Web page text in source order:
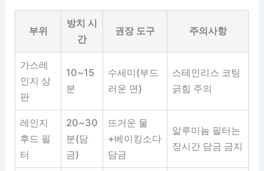
부위
방치 시
간
권장 도구 주의사항
가스레
인지 상
판
10~15
분
수세미(부드
러운 면)
스테인리스 코팅
긁힘 주의
레인지
후드 필
터
20~30
분(담
금)
뜨거운 물
+베이킹소다
담금
알루미늄 필터는
장시간 담금 금지